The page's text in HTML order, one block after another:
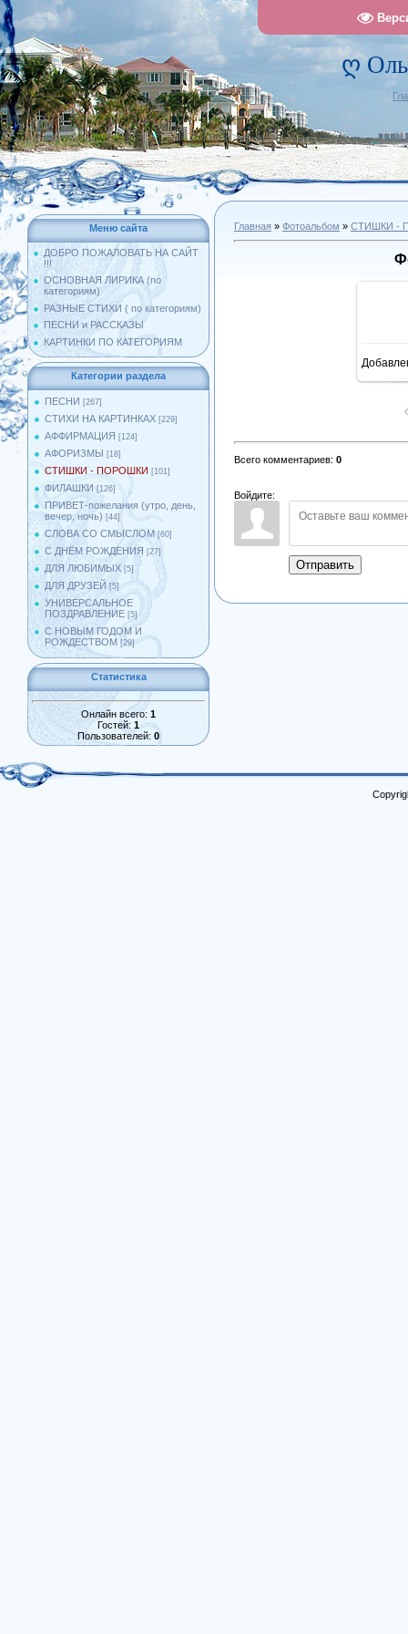
ღ
Меню сайта
ДОБРО ПОЖАЛОВАТЬ НА САЙТ
!!!
ОСНОВНАЯ ЛИРИКА (по
категориям)
РАЗНЫЕ СТИХИ ( по категориям)
ПЕСНИ и РАССКАЗЫ
КАРТИНКИ ПО КАТЕГОРИЯМ
Категории раздела
ПЕСНИ [267]
СТИХИ НА КАРТИНКАХ [229]
АФФИРМАЦИЯ [124]
АФОРИЗМЫ [18]
СТИШКИ - ПОРОШКИ [101]
ФИЛАШКИ [126]
ПРИВЕТ-пожелания (утро, день,
вечер, ночь) [44]
СЛОВА СО СМЫСЛОМ [60]
С ДНЁМ РОЖДЕНИЯ [27]
ДЛЯ ЛЮБИМЫХ [5]
ДЛЯ ДРУЗЕЙ [5]
УНИВЕРСАЛЬНОЕ
ПОЗДРАВЛЕНИЕ [5]
С НОВЫМ ГОДОМ И
РОЖДЕСТВОМ [29]
Статистика
Онлайн всего: 1
Гостей: 1
Пользователей: 0
Главная » Фотоальбом » СТИШКИ -
Всего комментариев: 0
Войдите:
Отправить